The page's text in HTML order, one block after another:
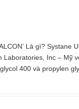
Là gì? Systane
Laboratories, Inc – Mỹ
400 và propylen